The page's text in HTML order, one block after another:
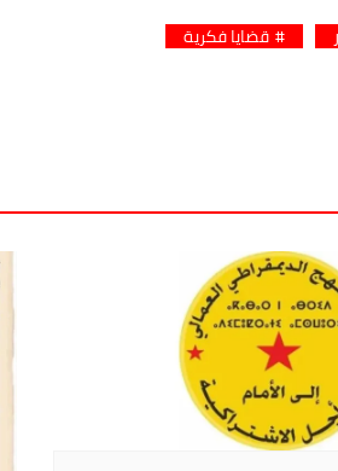
قضايا فكرية